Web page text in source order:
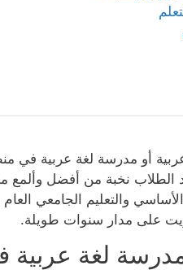
أو مدرسة لغة عربية في
الطلاب نخبة من أفضل
الأساسي والتعليم الجامعي
على مدار سنوات طويلة.
لغة عربية